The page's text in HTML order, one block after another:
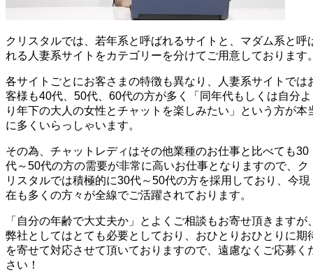
クリスタルでは、若年系と呼ばれるサイトと、マダム系と呼
れる人妻系サイトをカテゴリーを分けてご用意しております
各サイトごとにお客さまの特徴も異なり、人妻系サイトでは
客様も40代、50代、60代の方が多く「同年代もしくは自分よ
り年下の大人の女性とチャットを楽しみたい」という方が本
に多くいらっしゃいます。
その為、チャットレディはその他業種のお仕事と比べても30
代～50代の方の需要が非常に高いお仕事となりますので、ク
リスタルでは積極的に30代～50代の方を採用しており、今現
在も多くの方々が全線でご活躍されております。
「自分の年齢で大丈夫か」とよくご相談もお寄せ頂きますが
弊社としてはとても必要としており、おひとりおひとりに期
を寄せて対応させて頂いておりますので、遠慮なくご応募く
さい！